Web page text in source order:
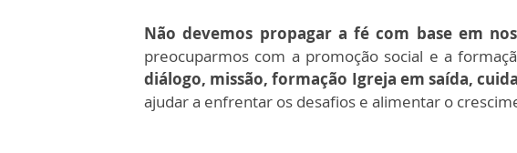
Não devemos propagar a fé com base em
preocuparmos com a promoção social e a
diálogo, missão, formação Igreja em saída,
ajudar a enfrentar os desafios e alimentar o